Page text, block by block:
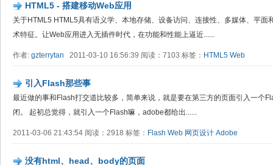
HTML5 - 搭建移动Web应用
关于HTML5 HTML5具有语义学、本地存储、设备访问、连接性、多媒体、平面
术特征。让Web应用进入无插件时代，在功能和性能上逼近......
作者: gzterrytan 2011-03-10 16:56:39 阅读：7103 标签： HTML5 Web
引入Flash那些事
最近做的事和Flash打交道比较多，简单来说，就是要在第三方的页面引入一个
闭。 起初总觉得，就引入一个Flash嘛，adobe都给出......
2011-03-06 21:43:54 阅读：2918 标签： Flash Web 网页设计 Adobe
没有html、head、body的页面